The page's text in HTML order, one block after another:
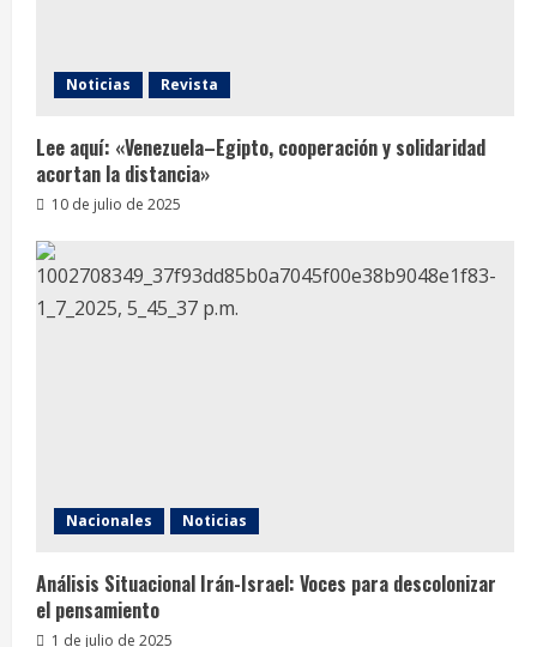
Noticias Revista
Lee aquí: «Venezuela–Egipto, cooperación y solidaridad
acortan la distancia»
10 de julio de 2025
Nacionales Noticias
Análisis Situacional Irán-Israel: Voces para descolonizar
el pensamiento
1 de julio de 2025